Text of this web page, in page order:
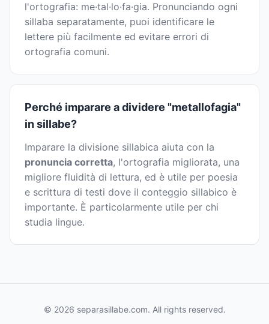
l'ortografia: me·tal·lo·fa·gia. Pronunciando ogni
sillaba separatamente, puoi identificare le
lettere più facilmente ed evitare errori di
ortografia comuni.
Perché imparare a dividere "metallofagia"
in sillabe?
Imparare la divisione sillabica aiuta con la
pronuncia corretta, l'ortografia migliorata, una
migliore fluidità di lettura, ed è utile per poesia
e scrittura di testi dove il conteggio sillabico è
importante. È particolarmente utile per chi
studia lingue.
© 2026 separasillabe.com. All rights reserved.